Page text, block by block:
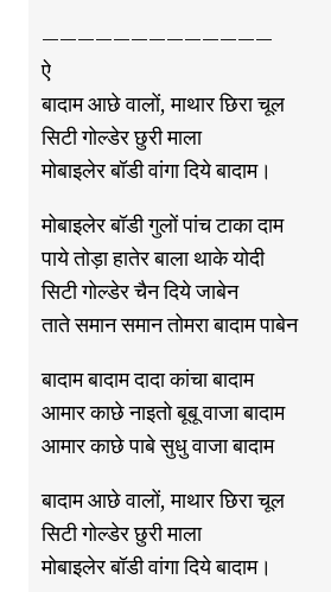
—————————————
ऐ
बादाम आछे वालों, माथार छिरा चूल
सिटी गोल्डेर छुरी माला
मोबाइलेर बॉडी वांगा दिये बादाम।
मोबाइलेर बॉडी गुलों पांच टाका दाम
पाये तोड़ा हातेर बाला थाके योदी
सिटी गोल्डेर चैन दिये जाबेन
ताते समान समान तोमरा बादाम पाबेन
बादाम बादाम दादा कांचा बादाम
आमार काछे नाइतो बूबू वाजा बादाम
आमार काछे पाबे सुधु वाजा बादाम
बादाम आछे वालों, माथार छिरा चूल
सिटी गोल्डेर छुरी माला
मोबाइलेर बॉडी वांगा दिये बादाम।